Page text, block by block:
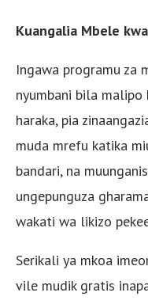
Kuangalia Mbele
Ingawa programu za
nyumbani bila
haraka, pia
muda mrefu katika
bandari, na
ungepunguza
wakati wa likizo
Serikali ya mkoa
vile mudik gratis